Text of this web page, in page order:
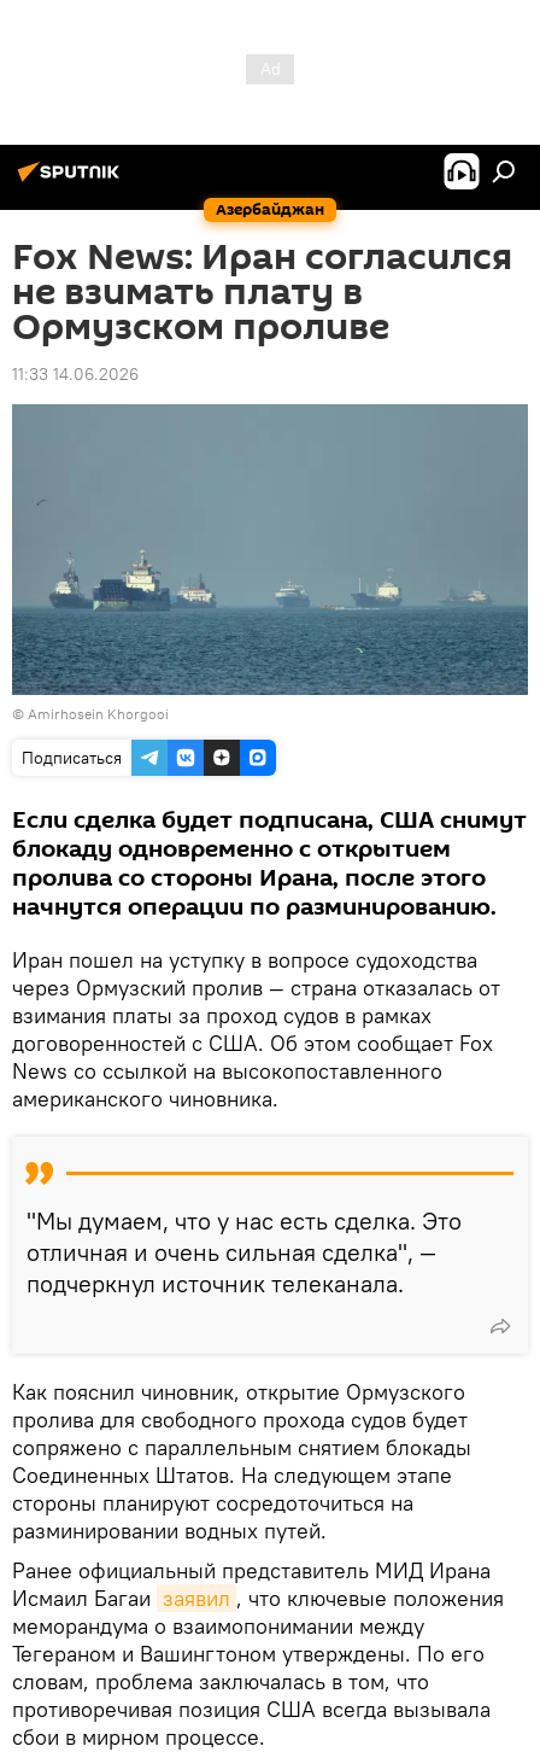
Азербайджан
Fox News: Иран согласился
не взимать плату в
Ормузском проливе
11:33 14.06.2026
© Amirhosein Khorgooi
Подписаться
Если сделка будет подписана, США снимут
блокаду одновременно с открытием
пролива со стороны Ирана, после этого
начнутся операции по разминированию.
Иран пошел на уступку в вопросе судоходства
через Ормузский пролив — страна отказалась от
взимания платы за проход судов в рамках
договоренностей с США. Об этом сообщает Fox
News со ссылкой на высокопоставленного
американского чиновника.
"Мы думаем, что у нас есть сделка. Это
отличная и очень сильная сделка", —
подчеркнул источник телеканала.
Как пояснил чиновник, открытие Ормузского
пролива для свободного прохода судов будет
сопряжено с параллельным снятием блокады
Соединенных Штатов. На следующем этапе
стороны планируют сосредоточиться на
разминировании водных путей.
Ранее официальный представитель МИД Ирана
Исмаил Багаи заявил , что ключевые положения
меморандума о взаимопонимании между
Тегераном и Вашингтоном утверждены. По его
словам, проблема заключалась в том, что
противоречивая позиция США всегда вызывала
сбои в мирном процессе.